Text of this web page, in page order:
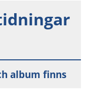
album finns